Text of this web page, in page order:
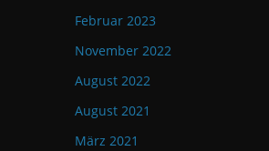
Februar 2023
November 2022
August 2022
August 2021
März 2021